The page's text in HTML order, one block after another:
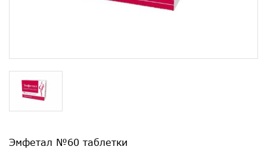
Эмфетал №60 таблетки